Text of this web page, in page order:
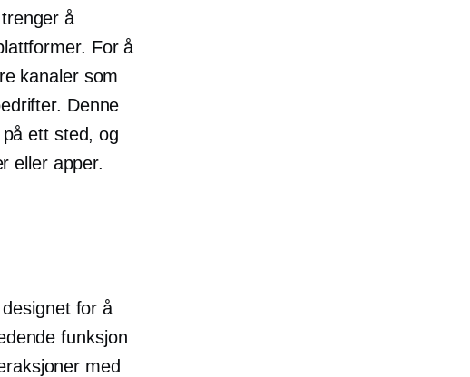
å
For å
kanaler som
Denne
ett sted, og
eller apper.
for å
funksjon
med